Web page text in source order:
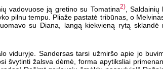
vadovuose ją gretino su Tomatina2), Saldainių
pilnu tempu. Pliaže pastatė tribūnas, o
su Diana, langą kiekvieną rytą
viduryje. Sandersas tarsi užmiršo apie jo
švytinti žalsva dėmė, forma apytiksliai